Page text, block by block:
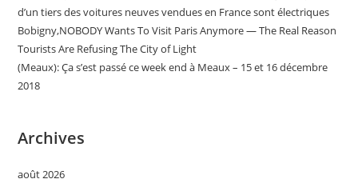
d’un tiers des voitures neuves vendues en France sont électriques
Bobigny,NOBODY Wants To Visit Paris Anymore — The Real Reason
Tourists Are Refusing The City of Light
(Meaux): Ça s’est passé ce week end à Meaux – 15 et 16 décembre
2018
Archives
août 2026